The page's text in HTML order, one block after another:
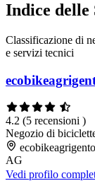
Indice delle
Classificazione di
e servizi tecnici
4.2 (5 recensioni )
Negozio di
AG
Vedi profilo